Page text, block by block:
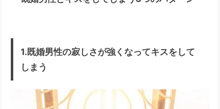
1.既婚男性の寂しさが強くなってキスをして
しまう